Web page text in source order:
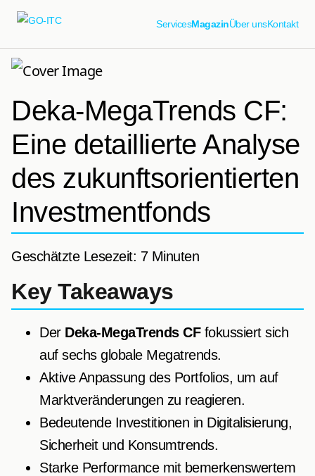
ServicesMagazinÜber unsKontakt
Deka-MegaTrends CF:
Eine detaillierte Analyse
des zukunftsorientierten
Investmentfonds
Geschätzte Lesezeit: 7 Minuten
Key Takeaways
Der Deka-MegaTrends CFfokussiert sich
auf sechs globale Megatrends.
Aktive Anpassung des Portfolios, um auf
Marktveränderungen zu reagieren.
Bedeutende Investitionen in Digitalisierung,
Sicherheit und Konsumtrends.
Starke Performance mit bemerkenswertem